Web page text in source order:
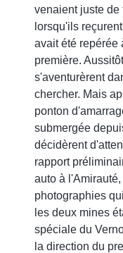
venaient juste de
lorsqu'ils
avait été repérée
première.
s'aventurèrent
chercher. Mais
ponton
submergée
décidèrent
rapport
auto à
photographies
les deux mines
spéciale du
la direction du